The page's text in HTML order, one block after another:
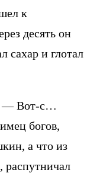
к
десять он
сахар и глотал
— Вот-с…
богов,
а что из
распутничал